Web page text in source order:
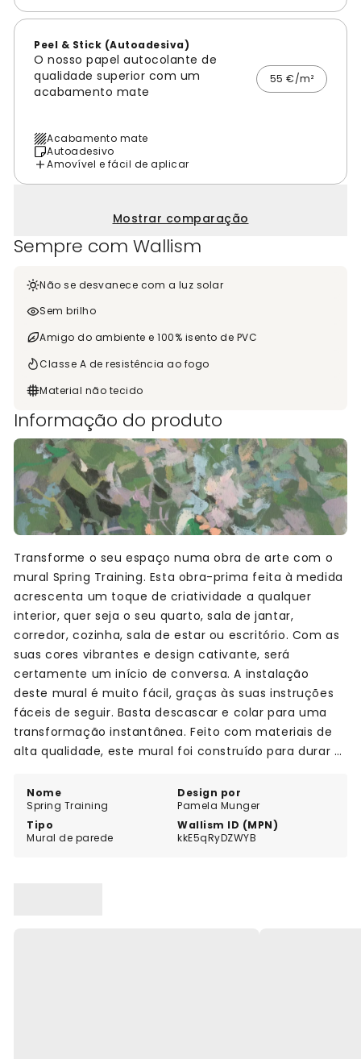
Peel & Stick (Autoadesiva)
O nosso papel autocolante de
qualidade superior com um
acabamento mate
55 €/m²
Acabamento mate
Autoadesivo
Amovível e fácil de aplicar
Mostrar comparação
Sempre com Wallism
Não se desvanece com a luz solar
Sem brilho
Amigo do ambiente e 100% isento de PVC
Classe A de resistência ao fogo
Material não tecido
Informação do produto
Nome
Spring Training
Design por
Pamela Munger
Tipo
Mural de parede
Wallism ID (MPN)
kkE5qRyDZWYB
Transforme o seu espaço numa obra de arte com o
mural Spring Training. Esta obra-prima feita à medida
acrescenta um toque de criatividade a qualquer
interior, quer seja o seu quarto, sala de jantar,
corredor, cozinha, sala de estar ou escritório. Com as
suas cores vibrantes e design cativante, será
certamente um início de conversa. A instalação
deste mural é muito fácil, graças às suas instruções
fáceis de seguir. Basta descascar e colar para uma
transformação instantânea. Feito com materiais de
alta qualidade, este mural foi construído para durar e
estilo artístico ao seu espaço com o mural Spring
Training e crie um ambiente que inspira e eleva.